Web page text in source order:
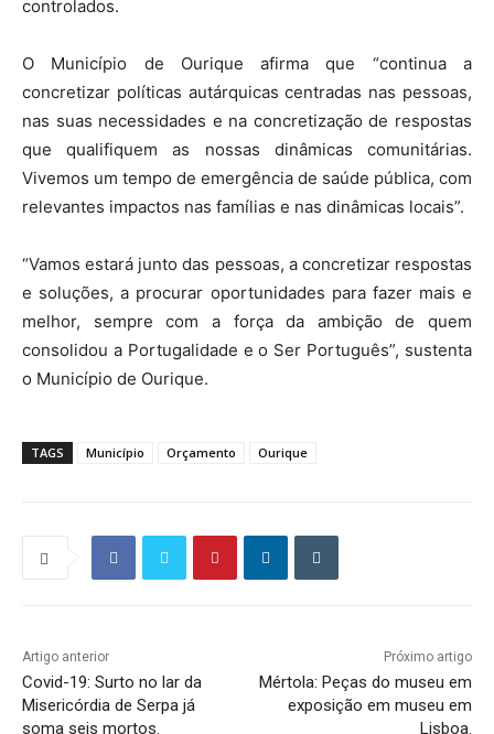
controlados.
O Município de Ourique afirma que “continua a
concretizar políticas autárquicas centradas nas pessoas,
nas suas necessidades e na concretização de respostas
que qualifiquem as nossas dinâmicas comunitárias.
Vivemos um tempo de emergência de saúde pública, com
relevantes impactos nas famílias e nas dinâmicas locais”.
“Vamos estará junto das pessoas, a concretizar respostas
e soluções, a procurar oportunidades para fazer mais e
melhor, sempre com a força da ambição de quem
consolidou a Portugalidade e o Ser Português”, sustenta
o Município de Ourique.
TAGS Município Orçamento Ourique
Artigo anterior
Covid-19: Surto no lar da
Misericórdia de Serpa já
soma seis mortos.
Próximo artigo
Mértola: Peças do museu em
exposição em museu em
Lisboa.